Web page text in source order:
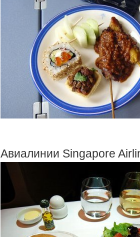
Авиалинии Singapore